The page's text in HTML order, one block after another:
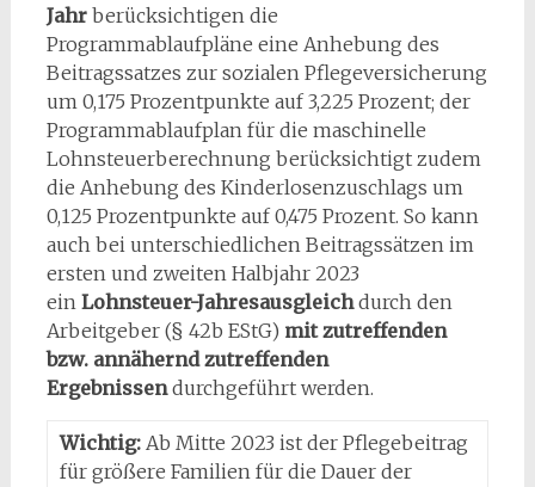
Jahrberücksichtigen die
Programmablaufpläne eine Anhebung des
Beitragssatzes zur sozialen Pflegeversicherung
um 0,175 Prozentpunkte auf 3,225 Prozent; der
Programmablaufplan für die maschinelle
Lohnsteuerberechnung berücksichtigt zudem
die Anhebung des Kinderlosenzuschlags um
0,125 Prozentpunkte auf 0,475 Prozent. So kann
auch bei unterschiedlichen Beitragssätzen im
ersten und zweiten Halbjahr 2023
ein Lohnsteuer-Jahresausgleichdurch den
Arbeitgeber (§ 42b EStG) mit zutreffenden
bzw. annähernd zutreffenden
Ergebnissendurchgeführt werden.
Wichtig: Ab Mitte 2023 ist der Pflegebeitrag
für größere Familien für die Dauer der